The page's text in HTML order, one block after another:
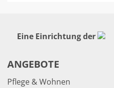
Eine Einrichtung der
ANGEBOTE
Pflege & Wohnen